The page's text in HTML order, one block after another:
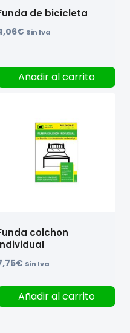
de bicicleta
€ Sin Iva
Añadir al carrito
colchon
€ Sin Iva
Añadir al carrito